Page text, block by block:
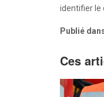
identifier le
Publié
Ces